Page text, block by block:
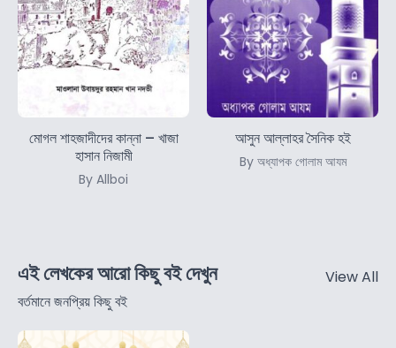
মোগল শাহজাদীদের কান্না – খাজা
হাসান নিজামী
By Allboi
আসুন আল্লাহর সৈনিক হই
By অধ্যাপক গোলাম আযম
এই লেখকের আরো কিছু বই দেখুন
বর্তমানে জনপ্রিয় কিছু বই
View All